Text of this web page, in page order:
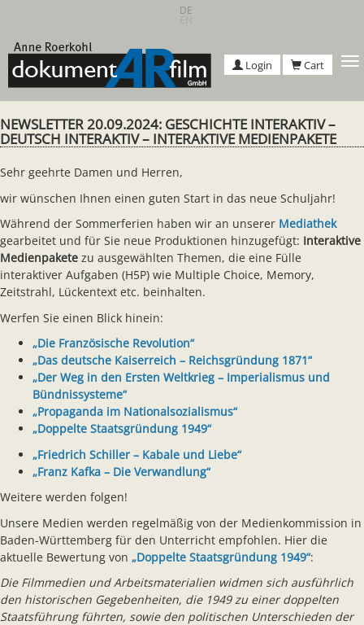
main
content
DE
Login Cart
NEWSLETTER 20.09.2024: GESCHICHTE INTERAKTIV –
DEUTSCH INTERAKTIV – INTERAKTIVE MEDIENPAKETE
Sehr geehrte Damen und Herren,
wir wünschen Ihnen einen guten Start in das neue Schuljahr!
Während der Sommerferien haben wir an unserer Mediathek
gearbeitet und für Sie neue Produktionen hinzugefügt: Interaktive
Medienpakete zu ausgewählten Themen, die eine Fülle
interaktiver Aufgaben (H5P) wie Multiple Choice, Memory,
Zeitstrahl, Lückentext etc. beinhalten.
Werfen Sie einen Blick hinein:
„Die Französische Revolution“
„Das deutsche Kaiserreich – Reichsgründung 1871“
„Der Weg in den Ersten Weltkrieg – Imperialismus und
Bündnissysteme“
„Propaganda im Nationalsozialismus“
„Doppelte Staatsgründung 1949“
„Friedrich Schiller – Kabale und Liebe“
„Franz Kafka – Die Verwandlung“
Weitere werden folgen!
Unsere Medien werden regelmäßig von der Medienkommission in
Baden-Württemberg für den Unterricht empfohlen. Hier die
aktuelle Bewertung von „Doppelte Staatsgründung 1949“:
Die Filmmedien und Arbeitsmaterialien widmen sich ausführlich
den historischen Gegebenheiten, die 1949 zu einer doppelten
Staatsführung führten, sowie den politischen Unterschieden der